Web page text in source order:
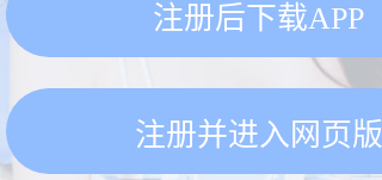
注册后下载APP
注册并进入网页版